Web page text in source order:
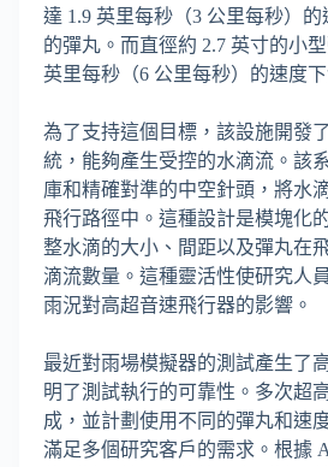
達 1.9 英里每秒（3 公里每秒）
的彈丸。而直徑約 2.7 英寸的小
英里每秒（6 公里每秒）的速度下
為了支持這個目標，該設施開發
統，能夠產生受控的水滴流。該
庫和精確對準的中空針頭，將水
飛行路徑中。這種設計是模塊化
整水滴的大小、間距以及彈丸在
滴流數量。這種靈活性使研究人
雨況對高超音速飛行器的影響。
最近對雨場模擬器的測試產生了
明了測試執行的可靠性。多次超
成，並計劃使用不同的彈丸和速
滿足多個研究客戶的需求。根據